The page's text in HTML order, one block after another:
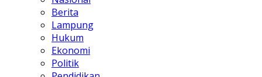
Berita
Lampung
Hukum
Ekonomi
Politik